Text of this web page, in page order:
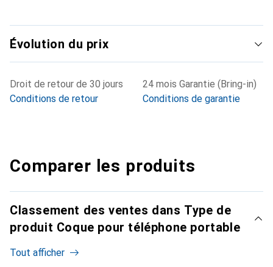
Évolution du prix
Droit de retour de 30 jours
Conditions de retour
24 mois Garantie (Bring-in)
Conditions de garantie
Comparer les produits
Classement des ventes dans Type de
produit Coque pour téléphone portable
Tout afficher